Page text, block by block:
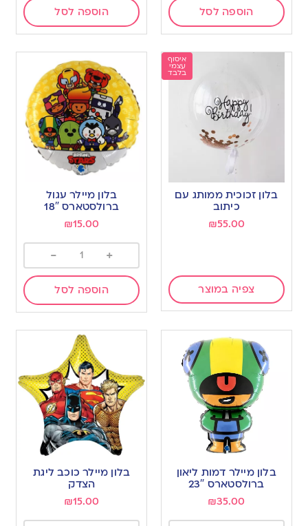
הוספה לסל הוספה לסל
איסוף
עצמי
בלבד
בלון זכוכית ממותג עם
כיתוב
₪55.00
צפיה במוצר
בלון מיילר עגול
ברולסטארס 18″
₪15.00
+
-
הוספה לסל
בלון מיילר דמות ליאון
ברולסטארס 23″
₪35.00
בלון מיילר כוכב ליגת
הצדק
₪15.00